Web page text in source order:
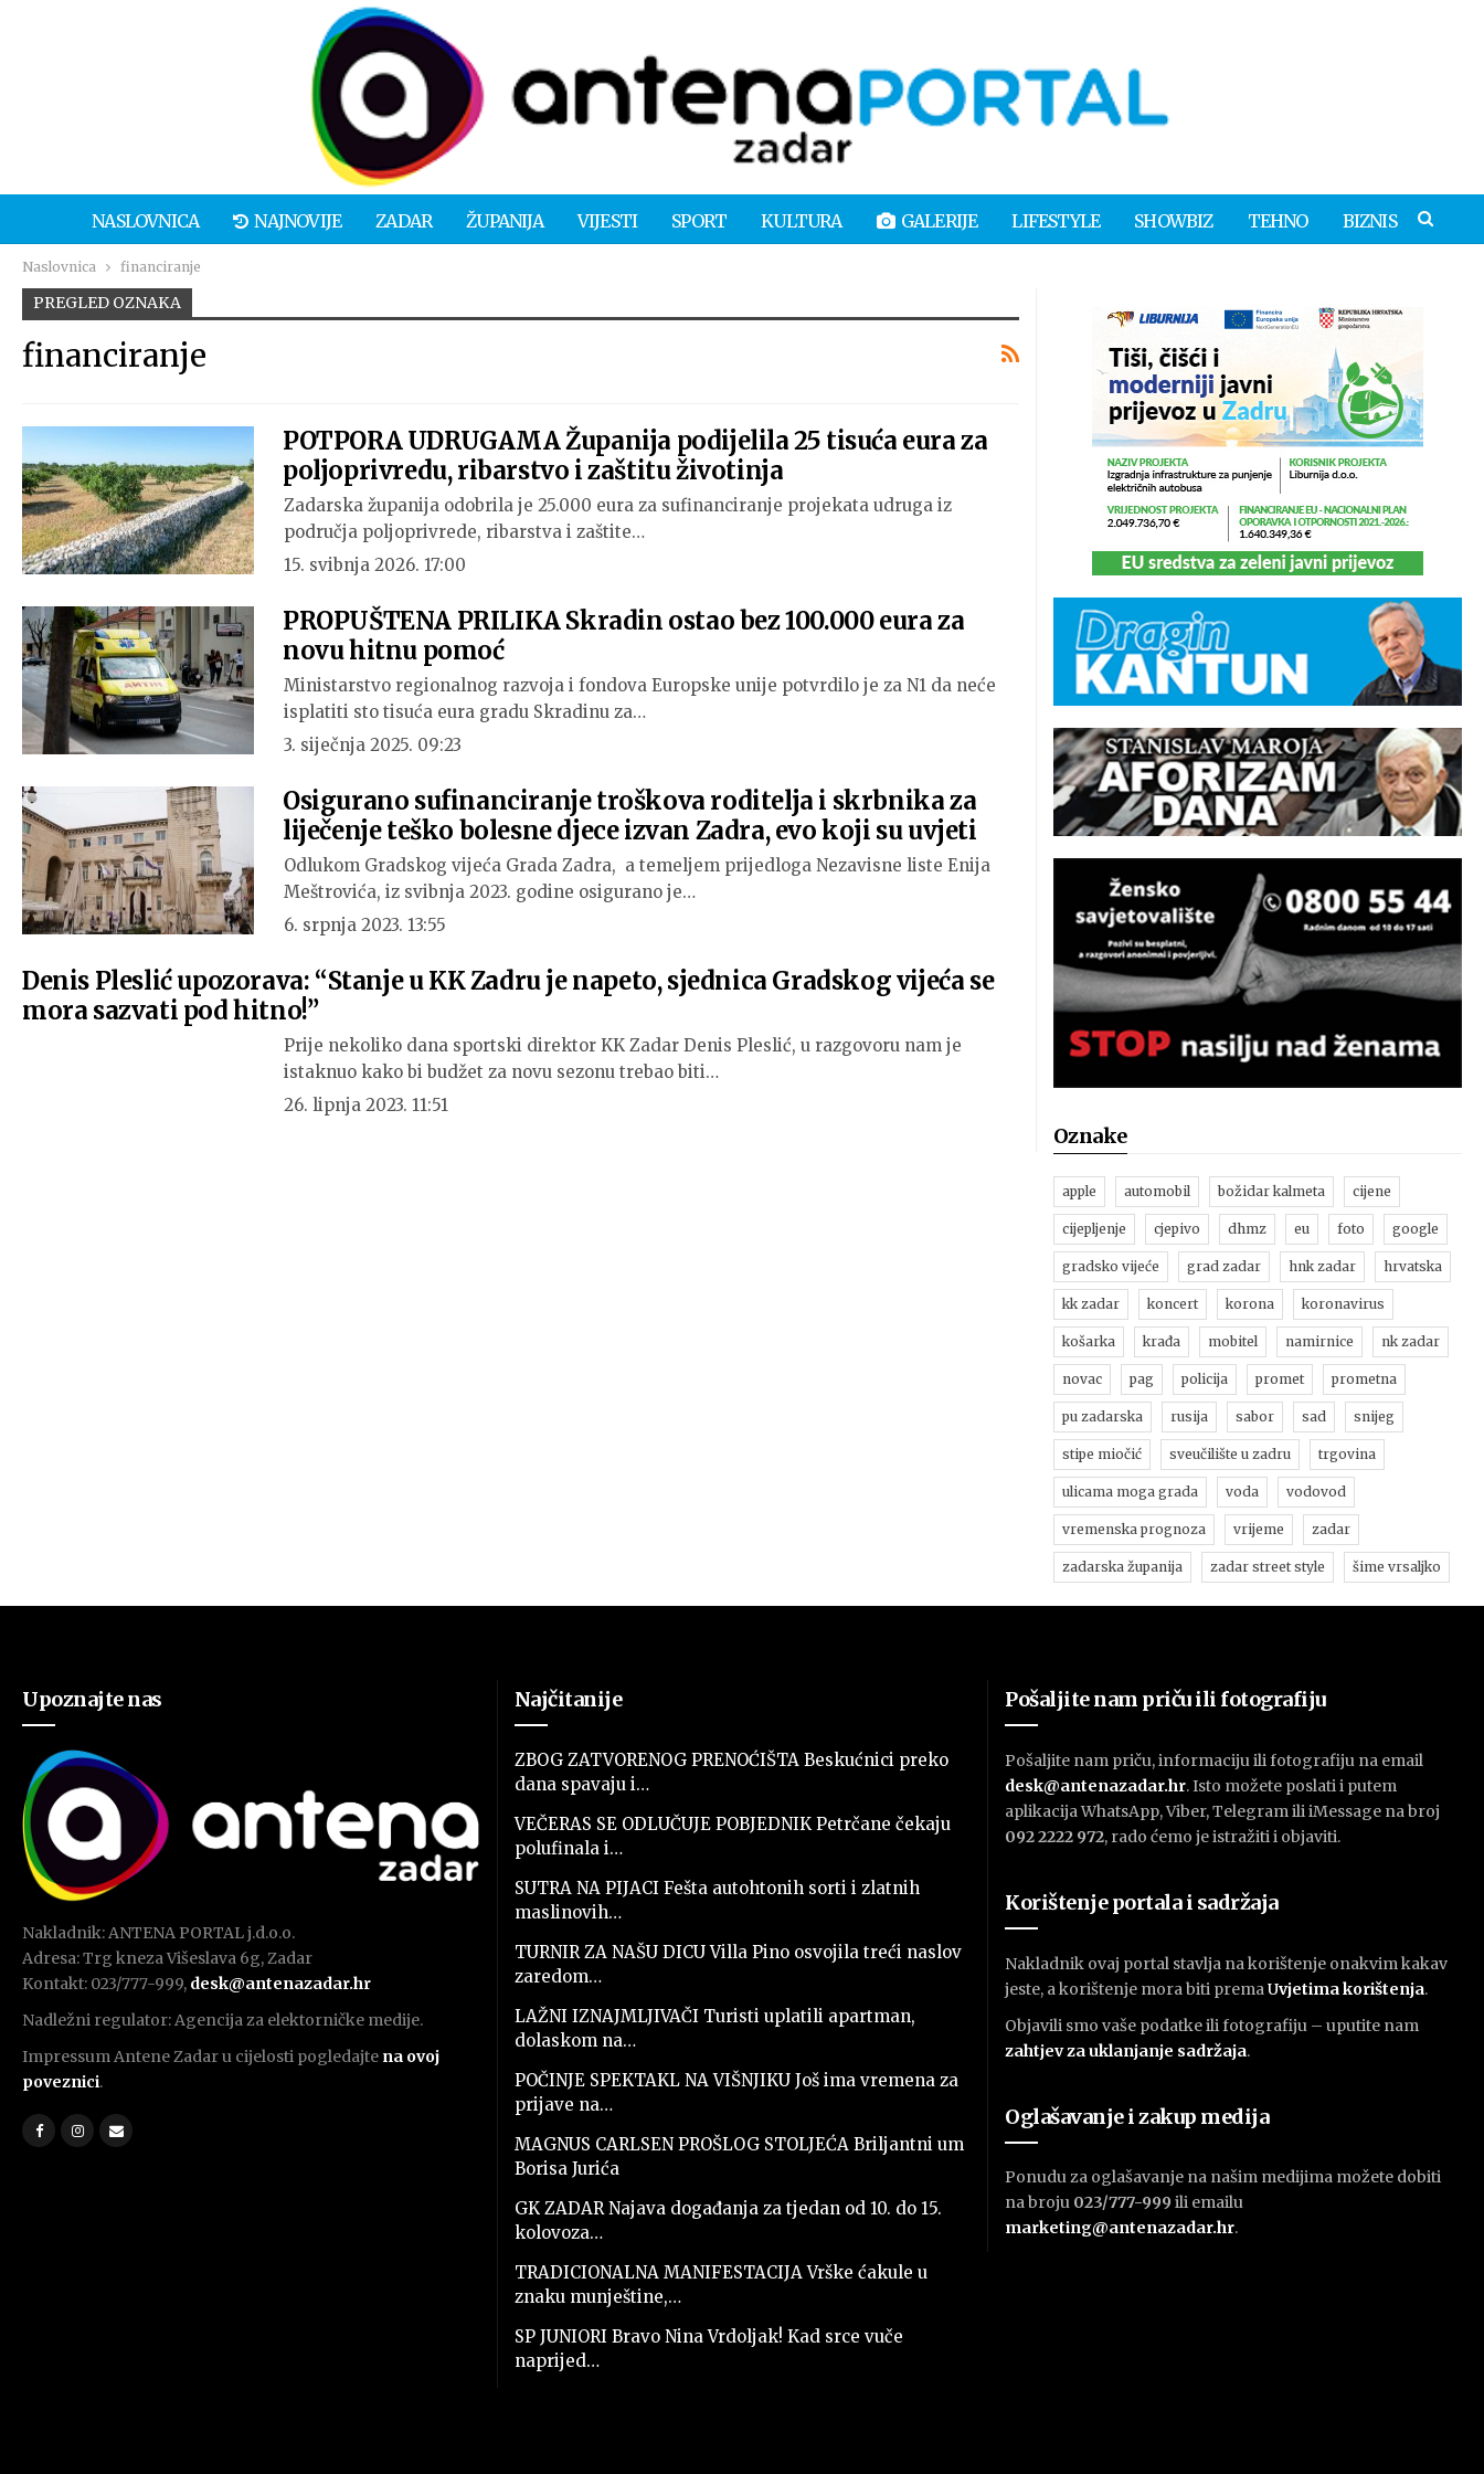
NASLOVNICA NAJNOVIJE ZADAR ŽUPANIJA VIJESTI SPORT KULTURA GALERIJE LIFESTYLE SHOWBIZ TEHNO BIZNIS
Naslovnica financiranje
PREGLED OZNAKA
financiranje
POTPORA UDRUGAMA Županija podijelila 25 tisuća eura za
poljoprivredu, ribarstvo i zaštitu životinja
Zadarska županija odobrila je 25.000 eura za sufinanciranje projekata udruga iz
područja poljoprivrede, ribarstva i zaštite…
15. svibnja 2026. 17:00
PROPUŠTENA PRILIKA Skradin ostao bez 100.000 eura za
novu hitnu pomoć
Ministarstvo regionalnog razvoja i fondova Europske unije potvrdilo je za N1 da neće
isplatiti sto tisuća eura gradu Skradinu za…
3. siječnja 2025. 09:23
Osigurano sufinanciranje troškova roditelja i skrbnika za
liječenje teško bolesne djece izvan Zadra, evo koji su uvjeti
Odlukom Gradskog vijeća Grada Zadra, a temeljem prijedloga Nezavisne liste Enija
Meštrovića, iz svibnja 2023. godine osigurano je…
6. srpnja 2023. 13:55
Denis Pleslić upozorava: “Stanje u KK Zadru je napeto, sjednica Gradskog vijeća se
mora sazvati pod hitno!”
Prije nekoliko dana sportski direktor KK Zadar Denis Pleslić, u razgovoru nam je
istaknuo kako bi budžet za novu sezonu trebao biti…
26. lipnja 2023. 11:51
Oznake
apple automobil božidar kalmeta cijene
cijepljenje cjepivo dhmz eu foto google
gradsko vijeće grad zadar hnk zadar hrvatska
kk zadar koncert korona koronavirus
košarka krađa mobitel namirnice nk zadar
novac pag policija promet prometna
pu zadarska rusija sabor sad snijeg
stipe miočić sveučilište u zadru trgovina
ulicama moga grada voda vodovod
vremenska prognoza vrijeme zadar
zadarska županija zadar street style šime vrsaljko
Upoznajte nas
Nakladnik: ANTENA PORTAL j.d.o.o.
Adresa: Trg kneza Višeslava 6g, Zadar
Kontakt: 023/777-999, desk@antenazadar.hr
Nadležni regulator: Agencija za elektorničke medije.
Impressum Antene Zadar u cijelosti pogledajte na ovoj
poveznici.
Najčitanije
ZBOG ZATVORENOG PRENOĆIŠTA Beskućnici preko
dana spavaju i…
VEČERAS SE ODLUČUJE POBJEDNIK Petrčane čekaju
polufinala i…
SUTRA NA PIJACI Fešta autohtonih sorti i zlatnih
maslinovih…
TURNIR ZA NAŠU DICU Villa Pino osvojila treći naslov
zaredom…
LAŽNI IZNAJMLJIVAČI Turisti uplatili apartman,
dolaskom na…
POČINJE SPEKTAKL NA VIŠNJIKU Još ima vremena za
prijave na…
MAGNUS CARLSEN PROŠLOG STOLJEĆA Briljantni um
Borisa Jurića
GK ZADAR Najava događanja za tjedan od 10. do 15.
kolovoza…
TRADICIONALNA MANIFESTACIJA Vrške ćakule u
znaku munještine,…
SP JUNIORI Bravo Nina Vrdoljak! Kad srce vuče
naprijed…
Pošaljite nam priču ili fotografiju
Pošaljite nam priču, informaciju ili fotografiju na email
desk@antenazadar.hr. Isto možete poslati i putem
aplikacija WhatsApp, Viber, Telegram ili iMessage na broj
092 2222 972, rado ćemo je istražiti i objaviti.
Korištenje portala i sadržaja
Nakladnik ovaj portal stavlja na korištenje onakvim kakav
jeste, a korištenje mora biti premaUvjetima korištenja.
Objavili smo vaše podatke ili fotografiju – uputite nam
zahtjev za uklanjanje sadržaja.
Oglašavanje i zakup medija
Ponudu za oglašavanje na našim medijima možete dobiti
na broju 023/777-999 ili emailu
marketing@antenazadar.hr.